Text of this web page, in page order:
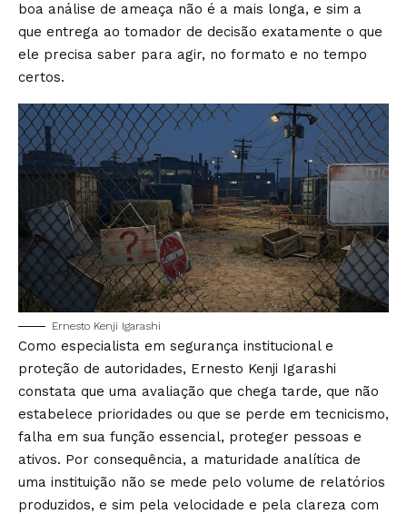
boa análise de ameaça não é a mais longa, e sim a
que entrega ao tomador de decisão exatamente o que
ele precisa saber para agir, no formato e no tempo
certos.
Ernesto Kenji Igarashi
Como especialista em segurança institucional e
proteção de autoridades, Ernesto Kenji Igarashi
constata que uma avaliação que chega tarde, que não
estabelece prioridades ou que se perde em tecnicismo,
falha em sua função essencial, proteger pessoas e
ativos. Por consequência, a maturidade analítica de
uma instituição não se mede pelo volume de relatórios
produzidos, e sim pela velocidade e pela clareza com